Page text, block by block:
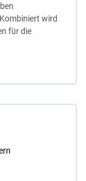
wird
für die